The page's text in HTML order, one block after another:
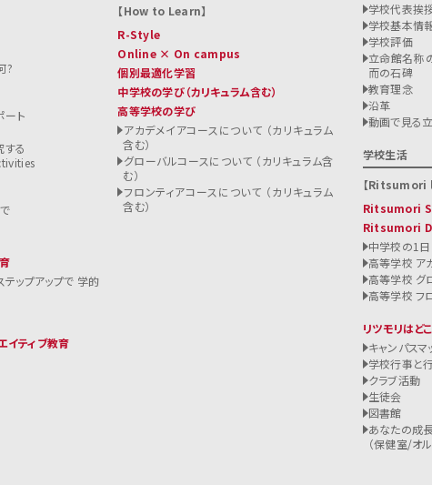
?
ート
する
ップアップで 学的
イティブ教育
How to Learn
R-Style
Online × On campus
個別最適化学習
中学校の学び（カリキュラム含む）
高等学校の学び
アカデメイアコースについて （カリキュラム
含む）
グローバルコースについて （カリキュラム含
む）
フロンティアコースについて （カリキュラム
含む）
学校代表挨
学校基本情
学校評価
立命館名称
而の石碑
教育理念
沿革
動画で見る
学校生活
Ritsumori
Ritsumori
Ritsumori
中学校の1日
高等学校 ア
高等学校 グ
高等学校 フ
リツモリはど
キャンパスマ
学校行事と
クラブ活動
生徒会
図書館
あなたの成
（保健室/オ